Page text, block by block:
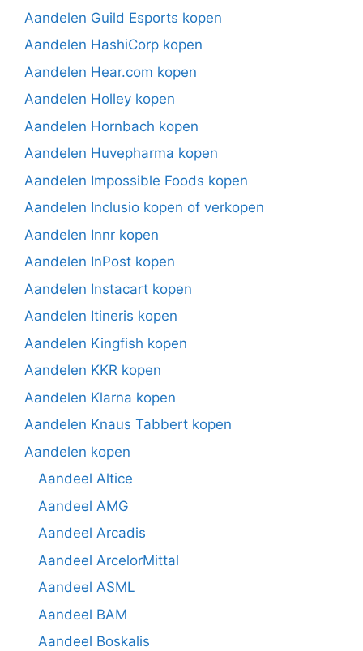
Aandelen Guild Esports kopen
Aandelen HashiCorp kopen
Aandelen Hear.com kopen
Aandelen Holley kopen
Aandelen Hornbach kopen
Aandelen Huvepharma kopen
Aandelen Impossible Foods kopen
Aandelen Inclusio kopen of verkopen
Aandelen Innr kopen
Aandelen InPost kopen
Aandelen Instacart kopen
Aandelen Itineris kopen
Aandelen Kingfish kopen
Aandelen KKR kopen
Aandelen Klarna kopen
Aandelen Knaus Tabbert kopen
Aandelen kopen
Aandeel Altice
Aandeel AMG
Aandeel Arcadis
Aandeel ArcelorMittal
Aandeel ASML
Aandeel BAM
Aandeel Boskalis